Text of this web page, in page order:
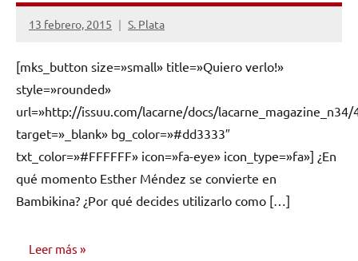
13 febrero, 2015 S. Plata
No
comentarios
[mks_button size=»small» title=»Quiero verlo!»
style=»rounded»
url=»http://issuu.com/lacarne/docs/lacarne_magazine_n34/
target=»_blank» bg_color=»#dd3333″
txt_color=»#FFFFFF» icon=»fa-eye» icon_type=»fa»] ¿En
qué momento Esther Méndez se convierte en
Bambikina? ¿Por qué decides utilizarlo como […]
Leer más